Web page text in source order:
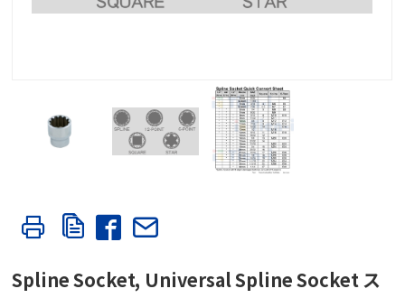
Spline Socket, Universal Spline Socket ス